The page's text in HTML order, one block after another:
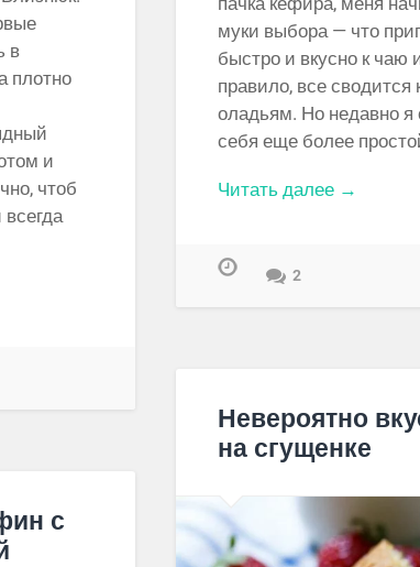
в
плотно
и
чтоб
всегда
муки выбора — что
быстро и вкусно к чаю
правило, все
оладьям. Но недавно я
себя еще более
Читать далее →
2
Невероятно
на сгущенке
с